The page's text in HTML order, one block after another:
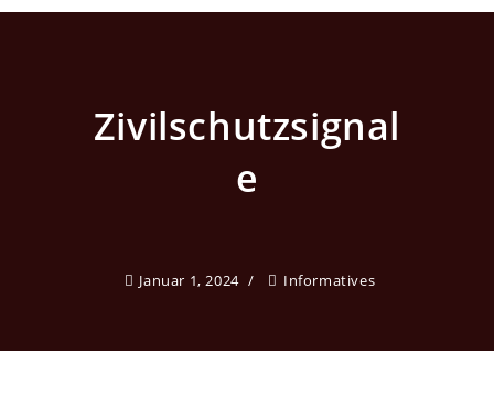
Zivilschutzsignal
e
Januar 1, 2024 Informatives